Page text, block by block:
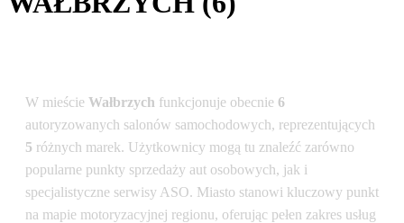
W mieście Wałbrzych funkcjonuje obecnie 6
autoryzowanych salonów samochodowych, reprezentujących
5 różnych marek. Użytkownicy mogą tu znaleźć zarówno
popularne punkty sprzedaży aut osobowych, jak i
specjalistyczne serwisy ASO. Miasto stanowi kluczowy punkt
na mapie motoryzacyjnej regionu, oferując pełen zakres usług